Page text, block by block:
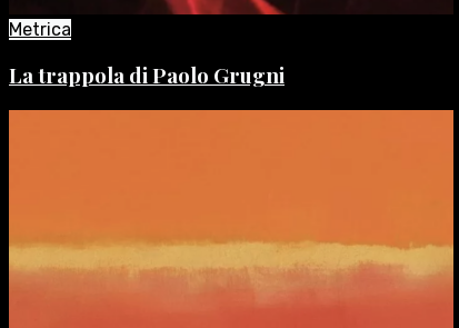
Metrica
La trappola di Paolo Grugni